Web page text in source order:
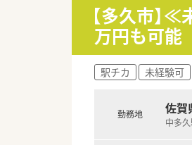
＜長く
■「子
けてお
■全店
■パー
＜学べ
■外来
■外来
【多久市】
万円も可能
駅チカ 未経験可
勤務地 佐賀
中多